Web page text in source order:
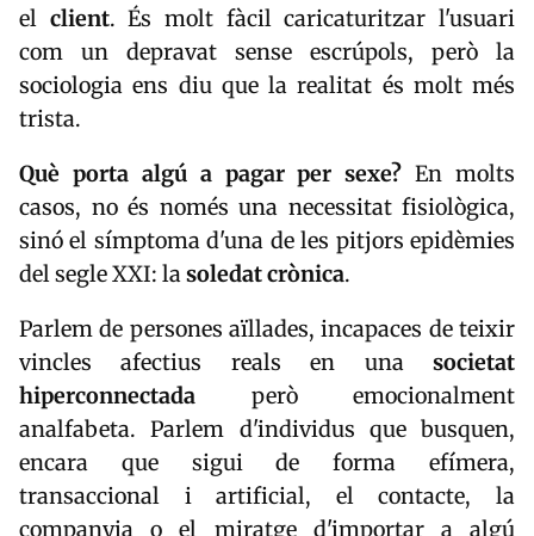
el client. És molt fàcil caricaturitzar l'usuari
com un depravat sense escrúpols, però la
sociologia ens diu que la realitat és molt més
trista.
Què porta algú a pagar per sexe? En molts
casos, no és només una necessitat fisiològica,
sinó el símptoma d'una de les pitjors epidèmies
del segle XXI: lasoledat crònica.
Parlem de persones aïllades, incapaces de teixir
vincles afectius reals en una societat
hiperconnectada però emocionalment
analfabeta. Parlem d'individus que busquen,
encara que sigui de forma efímera,
transaccional i artificial, el contacte, la
companyia o el miratge d'importar a algú